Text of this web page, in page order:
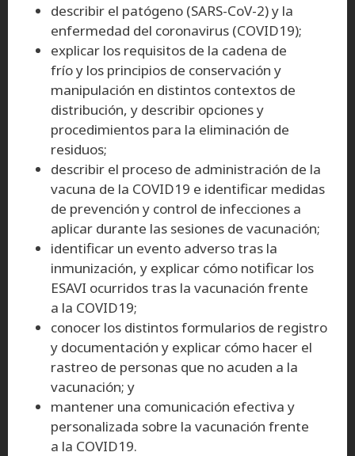
describir el patógeno (SARS-CoV-2) y la
enfermedad del coronavirus (COVID19);
explicar los requisitos de la cadena de
frío y los principios de conservación y
manipulación en distintos contextos de
distribución, y describir opciones y
procedimientos para la eliminación de
residuos;
describir el proceso de administración de la
vacuna de la COVID19 e identificar medidas
de prevención y control de infecciones a
aplicar durante las sesiones de vacunación;
identificar un evento adverso tras la
inmunización, y explicar cómo notificar los
ESAVI ocurridos tras la vacunación frente
a la COVID19;
conocer los distintos formularios de registro
y documentación y explicar cómo hacer el
rastreo de personas que no acuden a la
vacunación; y
mantener una comunicación efectiva y
personalizada sobre la vacunación frente
a la COVID19.